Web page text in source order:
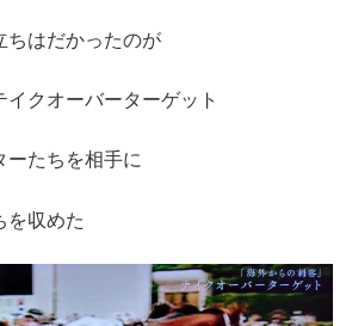
ちはだかったのが
クオーバーターゲット
ーたちを相手に
を収めた